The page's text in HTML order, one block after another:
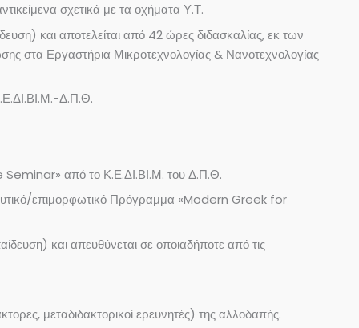
σχετικά με τα οχήματα Υ.Τ.
και αποτελείται από 42 ώρες διδασκαλίας, εκ των
στα Εργαστήρια Μικροτεχνολογίας & Νανοτεχνολογίας
Δ.Π.Θ.
από το Κ.Ε.ΔΙ.ΒΙ.Μ. του Δ.Π.Θ.
επιμορφωτικό Πρόγραμμα «Modern Greek for
και απευθύνεται σε οποιαδήποτε από τις
μεταδιδακτορικοί ερευνητές) της αλλοδαπής.